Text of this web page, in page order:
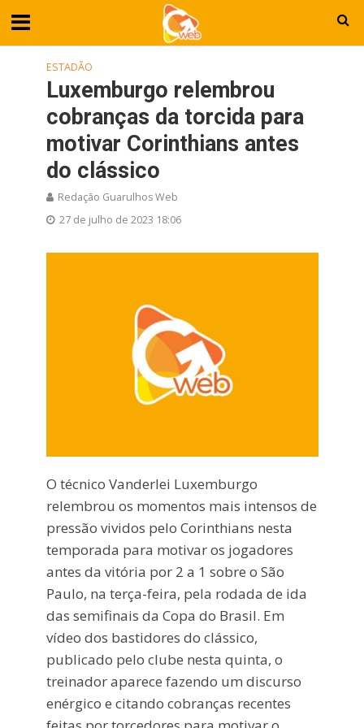
ESTADÃO
Luxemburgo relembrou
cobranças da torcida para
motivar Corinthians antes
do clássico
Redação Guarulhos Web
27 de julho de 2023 18:06
O técnico Vanderlei Luxemburgo
relembrou os momentos mais intensos de
pressão vividos pelo Corinthians nesta
temporada para motivar os jogadores
antes da vitória por 2 a 1 sobre o São
Paulo, na terça-feira, pela rodada de ida
das semifinais da Copa do Brasil. Em
vídeo dos bastidores do clássico,
publicado pelo clube nesta quinta, o
treinador aparece fazendo um discurso
enérgico e citando cobranças recentes